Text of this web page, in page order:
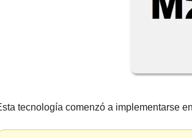
tecnología comenzó a implementarse